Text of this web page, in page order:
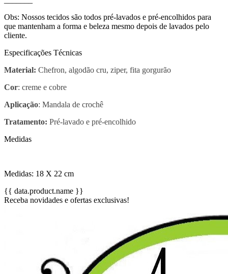
Obs: Nossos tecidos são todos pré-lavados e pré-encolhidos para
que mantenham a forma e beleza mesmo depois de lavados pelo
cliente.
Especificações Técnicas
Material: Chefron, algodão cru, ziper, fita gorgurão
Cor: creme e cobre
Aplicação: Mandala de crochê
Tratamento: Pré-lavado e pré-encolhido
Medidas
Medidas: 18 X 22 cm
{{ data.product.name }}
Receba novidades e ofertas exclusivas!